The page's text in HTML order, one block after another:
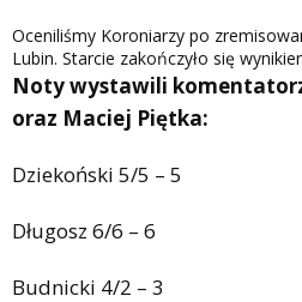
Oceniliśmy Koroniarzy po
Lubin. Starcie zakończyło się
Noty wystawili
oraz Maciej Piętka:
Dziekoński 5/5 – 5
Długosz 6/6 – 6
Budnicki 4/2 – 3